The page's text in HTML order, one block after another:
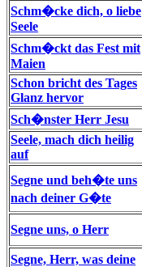
Schm�cke dich, o liebe
Seele
Schm�ckt das Fest mit
Maien
Schon bricht des Tages
Glanz hervor
Sch�nster Herr Jesu
Seele, mach dich heilig
auf
Segne und beh�te uns
nach deiner G�te
Segne uns, o Herr
Segne, Herr, was deine